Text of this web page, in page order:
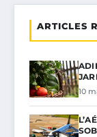
ARTICLES
10